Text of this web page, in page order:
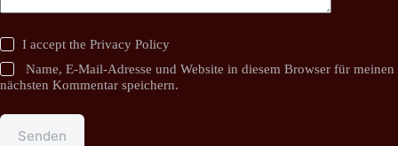
I accept thePrivacy Policy
Name, E-Mail-Adresse und Website in diesem Browser für meinen
nächsten Kommentar speichern.
Senden